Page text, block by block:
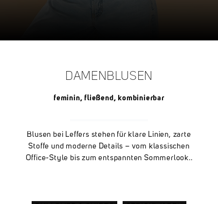
DAMENBLUSEN
feminin, fließend, kombinierbar
Blusen bei Leffers stehen für klare Linien, zarte
Stoffe und moderne Details – vom klassischen
Office-Style bis zum entspannten Sommerlook..